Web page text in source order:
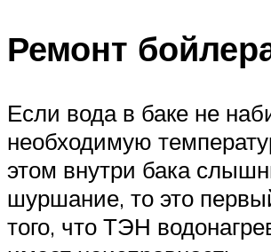
Ремонт
Если вода в баке не
необходимую
этом внутри бака
шуршание, то это
того, что ТЭН